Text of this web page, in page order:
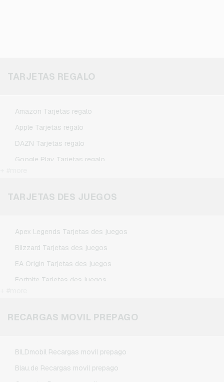
TARJETAS REGALO
Amazon Tarjetas regalo
Apple Tarjetas regalo
DAZN Tarjetas regalo
Google Play Tarjetas regalo
Microsoft Tarjetas regalo
TARJETAS DES JUEGOS
Apex Legends Tarjetas des juegos
Blizzard Tarjetas des juegos
EA Origin Tarjetas des juegos
Fortnite Tarjetas des juegos
Minecraft Tarjetas des juegos
RECARGAS MOVIL PREPAGO
BILDmobil Recargas movil prepago
Blau.de Recargas movil prepago